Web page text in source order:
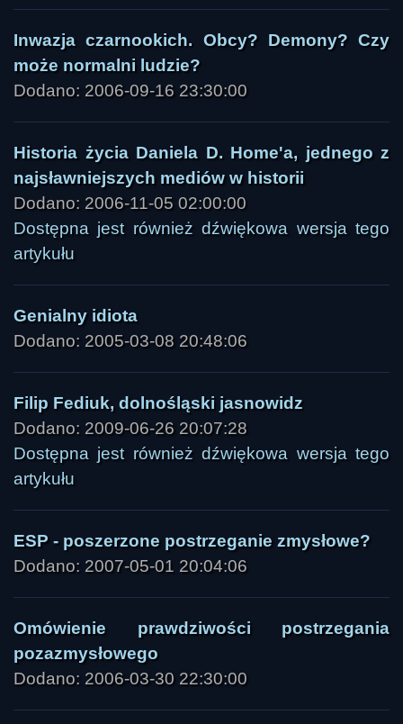
Inwazja czarnookich. Obcy? Demony? Czy
może normalni ludzie?
Dodano: 2006-09-16 23:30:00
Historia życia Daniela D. Home'a, jednego z
najsławniejszych mediów w historii
Dodano: 2006-11-05 02:00:00
Dostępna jest również dźwiękowa wersja tego
artykułu
Genialny idiota
Dodano: 2005-03-08 20:48:06
Filip Fediuk, dolnośląski jasnowidz
Dodano: 2009-06-26 20:07:28
Dostępna jest również dźwiękowa wersja tego
artykułu
ESP - poszerzone postrzeganie zmysłowe?
Dodano: 2007-05-01 20:04:06
Omówienie prawdziwości postrzegania
pozazmysłowego
Dodano: 2006-03-30 22:30:00